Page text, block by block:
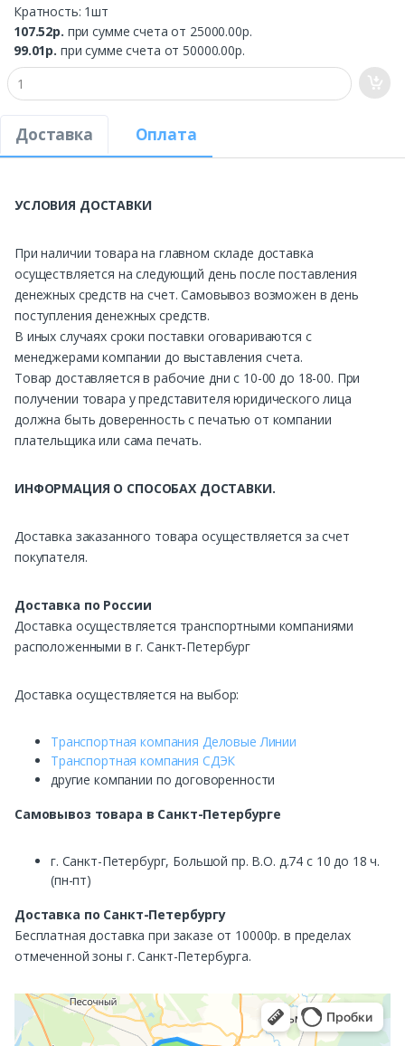
Кратность: 1шт
107.52р. при сумме счета от 25000.00р.
99.01р. при сумме счета от 50000.00р.
Доставка Оплата
УСЛОВИЯ ДОСТАВКИ
При наличии товара на главном складе доставка
осуществляется на следующий день после поставления
денежных средств на счет. Самовывоз возможен в день
поступления денежных средств.
В иных случаях сроки поставки оговариваются с
менеджерами компании до выставления счета.
Товар доставляется в рабочие дни с 10-00 до 18-00. При
получении товара у представителя юридического лица
должна быть доверенность с печатью от компании
плательщика или сама печать.
ИНФОРМАЦИЯ О СПОСОБАХ ДОСТАВКИ.
Доставка заказанного товара осуществляется за счет
покупателя.
Доставка по России
Доставка осуществляется транспортными компаниями
расположенными в г. Санкт-Петербург
Доставка осуществляется на выбор:
Транспортная компания Деловые Линии
Транспортная компания СДЭК
другие компании по договоренности
Самовывоз товара в Санкт-Петербурге
г. Санкт-Петербург, Большой пр. В.О. д.74 с 10 до 18 ч.
(пн-пт)
Доставка по Санкт-Петербургу
Бесплатная доставка при заказе от 10000р. в пределах
отмеченной зоны г. Санкт-Петербурга.